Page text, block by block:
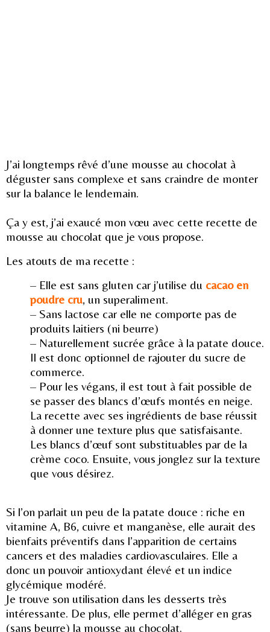
J’ai longtemps rêvé d’une mousse au chocolat à
déguster sans complexe et sans craindre de monter
sur la balance le lendemain.
Ça y est, j’ai exaucé mon vœu avec cette recette de
mousse au chocolat que je vous propose.
Les atouts de ma recette :
– Elle est sans gluten car j’utilise du cacao en
poudre cru, un superaliment.
– Sans lactose car elle ne comporte pas de
produits laitiers (ni beurre)
– Naturellement sucrée grâce à la patate douce.
Il est donc optionnel de rajouter du sucre de
commerce.
– Pour les végans, il est tout à fait possible de
se passer des blancs d’œufs montés en neige.
La recette avec ses ingrédients de base réussit
à donner une texture plus que satisfaisante.
Les blancs d’œuf sont substituables par de la
crème coco. Ensuite, vous jonglez sur la texture
que vous désirez.
Si l’on parlait un peu de la patate douce : riche en
vitamine A, B6, cuivre et manganèse, elle aurait des
bienfaits préventifs dans l’apparition de certains
cancers et des maladies cardiovasculaires. Elle a
donc un pouvoir antioxydant élevé et un indice
glycémique modéré.
Je trouve son utilisation dans les desserts très
intéressante. De plus, elle permet d’alléger en gras
(sans beurre) la mousse au chocolat.